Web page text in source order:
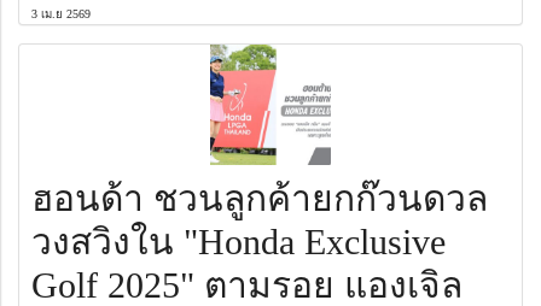
3 เม.ย 2569
ฮอนด้า ชวนลูกค้ายกก๊วนดวล
วงสวิงใน "Honda Exclusive
Golf 2025" ตามรอย แองเจิล